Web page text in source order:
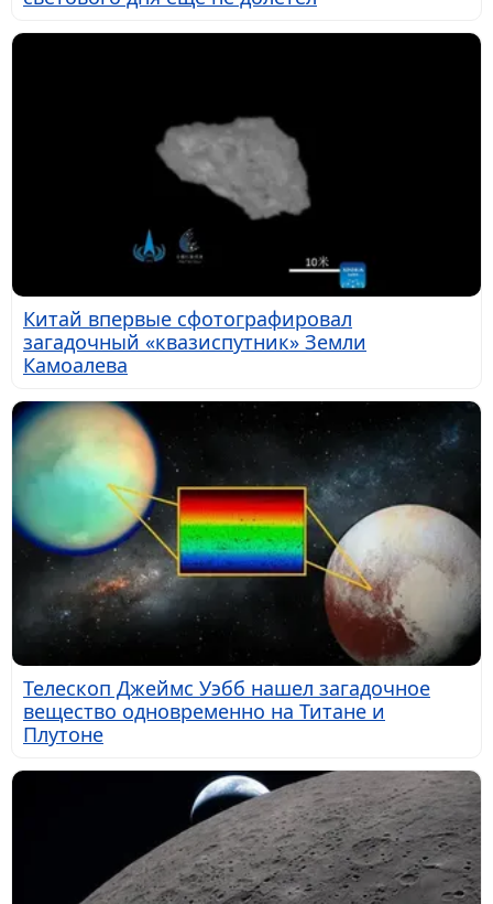
Китай впервые сфотографировал
загадочный «квазиспутник» Земли
Камоалева
Телескоп Джеймс Уэбб нашел загадочное
вещество одновременно на Титане и
Плутоне